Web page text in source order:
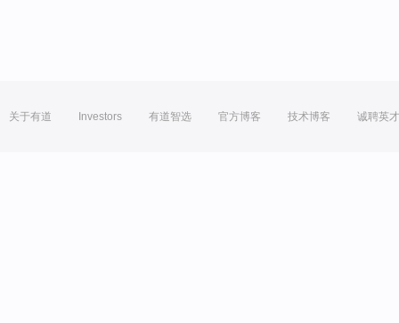
关于有道 Investors 有道智选 官方博客 技术博客 诚聘英才